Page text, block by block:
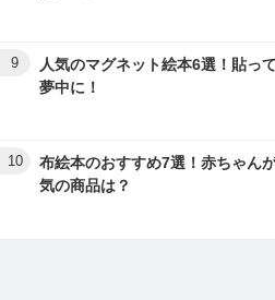
9
人気のマグネット絵本6選！貼っ
夢中に！
10
布絵本のおすすめ7選！赤ちゃん
気の商品は？